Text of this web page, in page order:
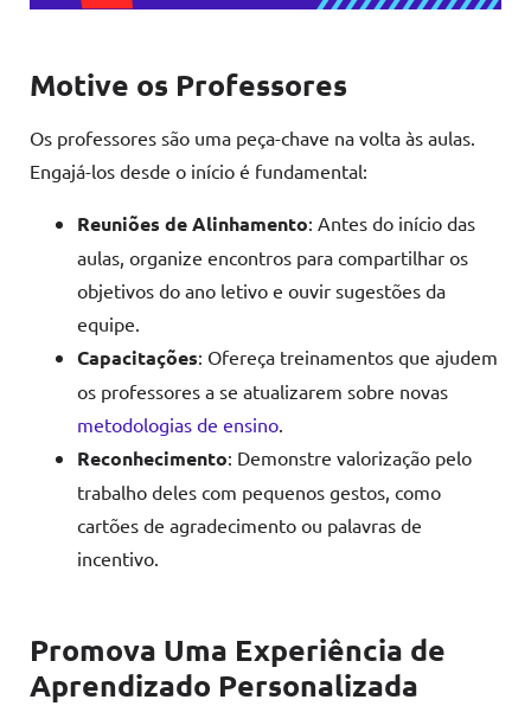
Motive os Professores
Os professores são uma peça-chave na volta às aulas.
Engajá-los desde o início é fundamental:
Reuniões de Alinhamento: Antes do início das
aulas, organize encontros para compartilhar os
objetivos do ano letivo e ouvir sugestões da
equipe.
Capacitações: Ofereça treinamentos que ajudem
os professores a se atualizarem sobre novas
metodologias de ensino.
Reconhecimento: Demonstre valorização pelo
trabalho deles com pequenos gestos, como
cartões de agradecimento ou palavras de
incentivo.
Promova Uma Experiência de
Aprendizado Personalizada